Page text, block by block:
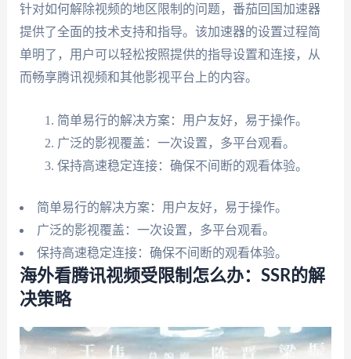
针对如何解除视频的地区限制的问题，番茄回国加速器
提供了全面的技术支持和指导。该加速器的设置过程简
单明了，用户可以轻松按照提供的指导设置和连接，从
而畅享腾讯视频和其他影视平台上的内容。
简单易行的解决方案：用户友好，易于操作。
广泛的影视覆盖：一次设置，多平台观看。
保持高速稳定连接：确保不间断的观看体验。
简单易行的解决方案：用户友好，易于操作。
广泛的影视覆盖：一次设置，多平台观看。
保持高速稳定连接：确保不间断的观看体验。
海外看腾讯视频受限制怎么办：SSR的解
决策略